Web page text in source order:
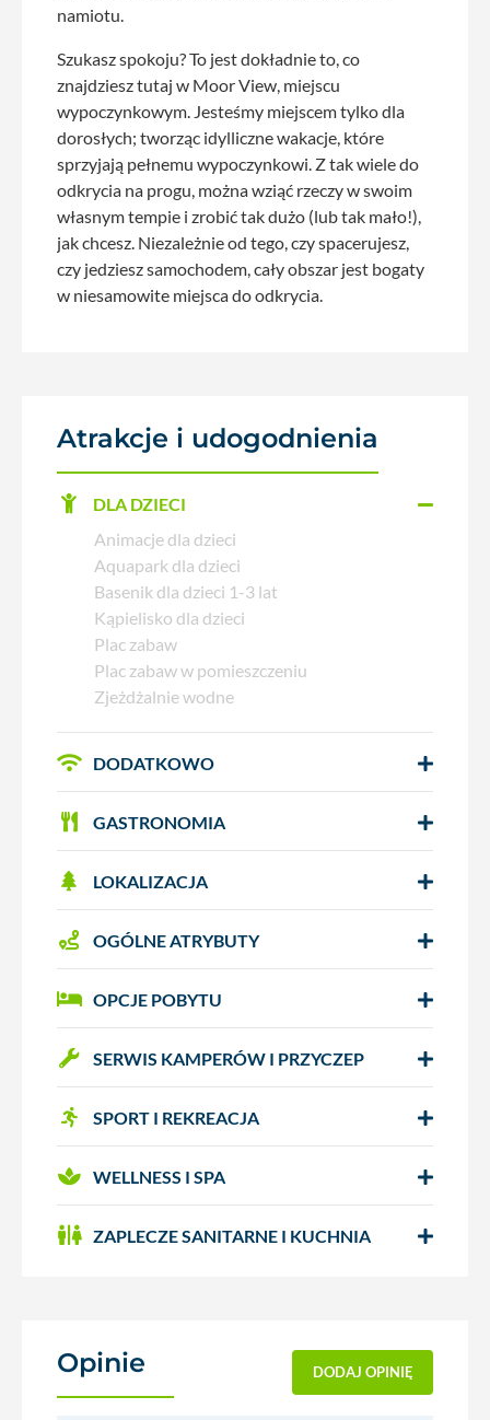
namiotu.
Szukasz spokoju? To jest dokładnie to, co
znajdziesz tutaj w Moor View, miejscu
wypoczynkowym. Jesteśmy miejscem tylko dla
dorosłych; tworząc idylliczne wakacje, które
sprzyjają pełnemu wypoczynkowi. Z tak wiele do
odkrycia na progu, można wziąć rzeczy w swoim
własnym tempie i zrobić tak dużo (lub tak mało!),
jak chcesz. Niezależnie od tego, czy spacerujesz,
czy jedziesz samochodem, cały obszar jest bogaty
w niesamowite miejsca do odkrycia.
Atrakcje i udogodnienia
DLA DZIECI
Animacje dla dzieci
Aquapark dla dzieci
Basenik dla dzieci 1-3 lat
Kąpielisko dla dzieci
Plac zabaw
Plac zabaw w pomieszczeniu
Zjeżdżalnie wodne
DODATKOWO
GASTRONOMIA
LOKALIZACJA
OGÓLNE ATRYBUTY
OPCJE POBYTU
SERWIS KAMPERÓW I PRZYCZEP
SPORT I REKREACJA
WELLNESS I SPA
ZAPLECZE SANITARNE I KUCHNIA
Opinie DODAJ OPINIĘ